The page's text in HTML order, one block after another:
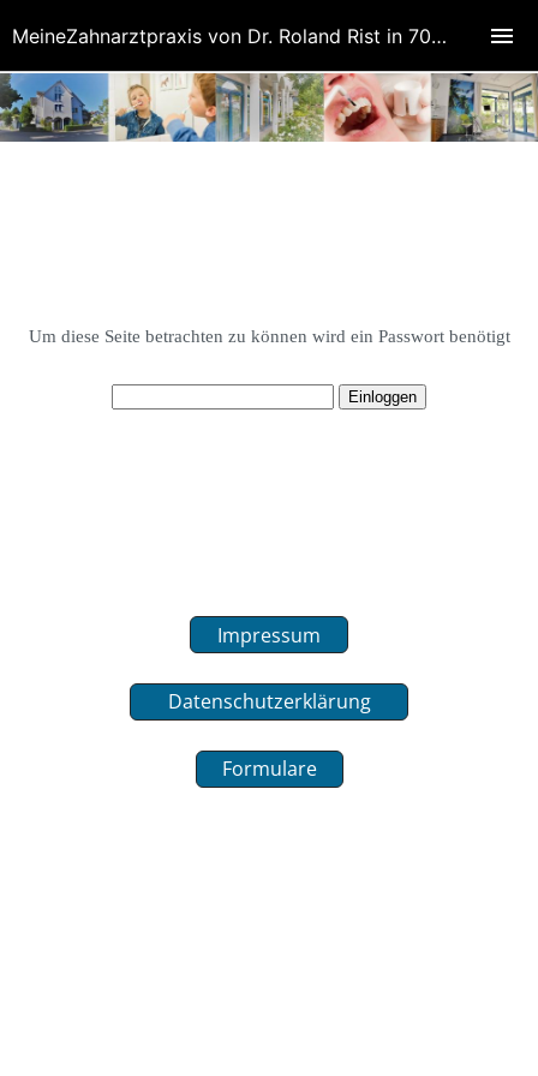
Um diese Seite betrachten zu können wird ein Passwort benötigt
Impressum
Datenschutzerklärung
Formulare
MeineZahnarztpraxis von Dr. Roland Rist in 70771 Leinfelden-Echterdingen (Oberaichen)